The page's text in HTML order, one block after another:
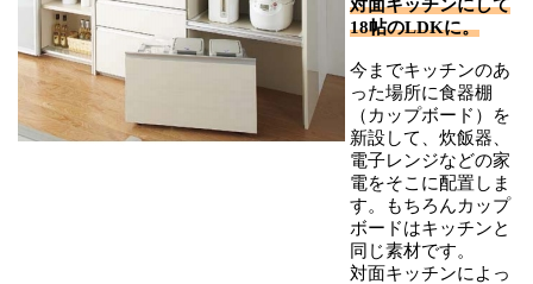
対面キッチンにして
18帖のLDKに。
今までキッチンのあ
った場所に食器棚
（カップボード）を
新設して、炊飯器、
電子レンジなどの家
電をそこに配置しま
す。もちろんカップ
ボードはキッチンと
同じ素材です。
対面キッチンによっ